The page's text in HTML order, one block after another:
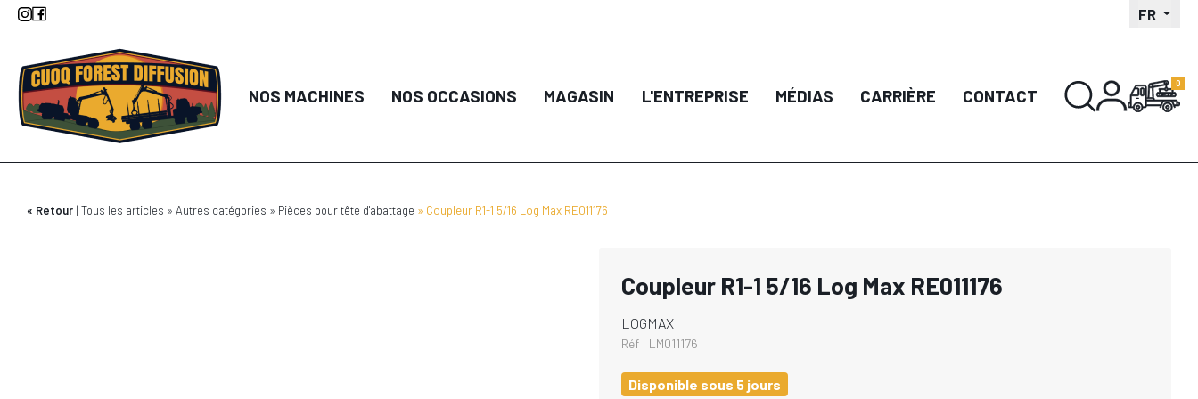
Aller
principal
FR
NOS MACHINES NOS OCCASIONS MAGASIN L'ENTREPRISE MÉDIAS CARRIÈRE CONTACT
Retour Tous les articles Autres catégories Pièces pour tête d'abattage Coupleur R1-1 5/16 Log Max RE011176
Coupleur R1-1 5/16 Log Max RE011176
LOGMAX
Réf : LM011176
Disponible sous 5 jours